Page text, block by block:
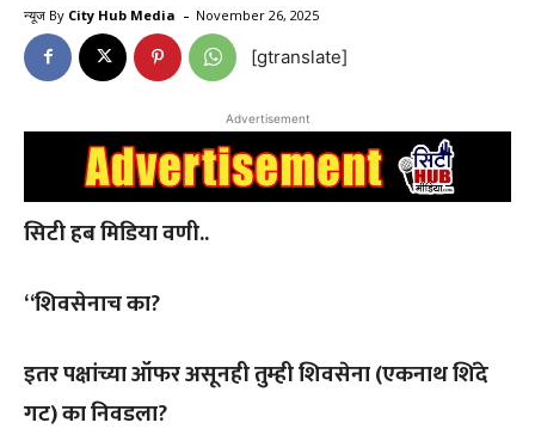
न्यूज By City Hub Media - November 26, 2025
[gtranslate]
Advertisement
सिटी हब मिडिया वणी..
“शिवसेनाच का?
इतर पक्षांच्या ऑफर असूनही तुम्ही शिवसेना (एकनाथ शिंदे
गट) का निवडला?